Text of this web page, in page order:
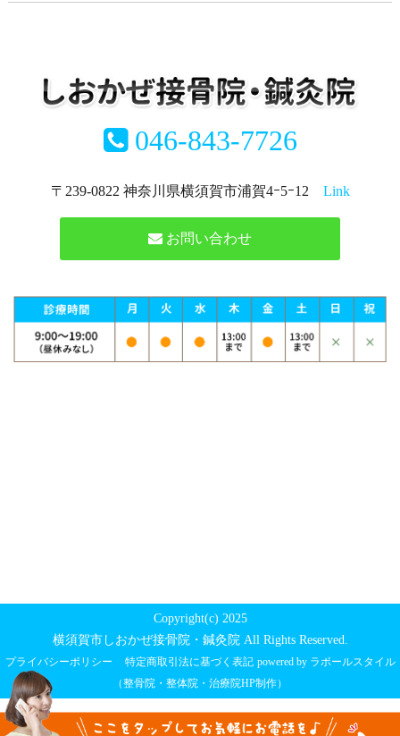
046-843-7726
〒239-0822 神奈川県横須賀市浦賀4ｰ5ｰ12 Link
お問い合わせ
Copyright(c) 2025
横須賀市しおかぜ接骨院・鍼灸院 All Rights Reserved.
プライバシーポリシー 特定商取引法に基づく表記 powered by ラポールスタイル
（整骨院・整体院・治療院HP制作）